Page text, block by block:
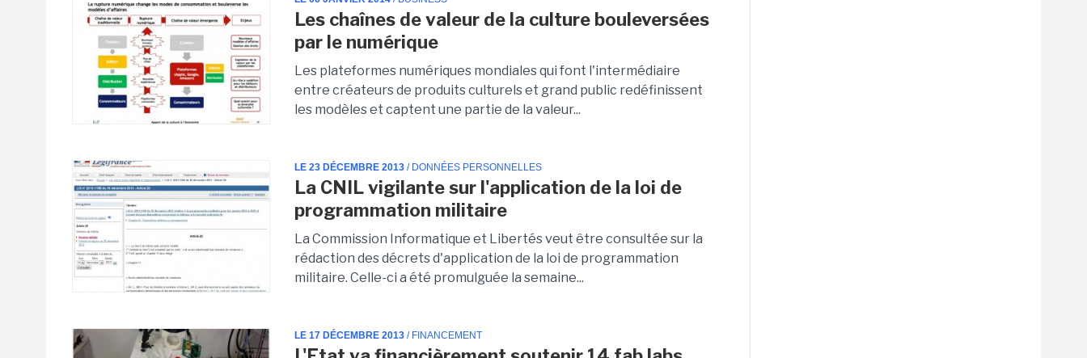
Les chaînes de valeur de la culture bouleversées
par le numérique
Les plateformes numériques mondiales qui font l'intermédiaire
entre créateurs de produits culturels et grand public redéfinissent
les modèles et captent une partie de la valeur...
LE 23 DÉCEMBRE 2013 / DONNÉES PERSONNELLES
La CNIL vigilante sur l'application de la loi de
programmation militaire
La Commission Informatique et Libertés veut être consultée sur la
rédaction des décrets d'application de la loi de programmation
militaire. Celle-ci a été promulguée la semaine...
LE 17 DÉCEMBRE 2013 / FINANCEMENT